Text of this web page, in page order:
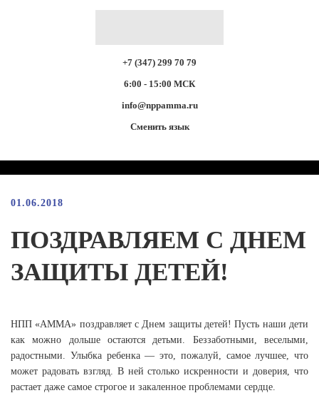
+7 (347) 299 70 79
6:00 - 15:00 МСК
info@nppamma.ru
Сменить язык
01.06.2018
ПОЗДРАВЛЯЕМ С ДНЕМ
ЗАЩИТЫ ДЕТЕЙ!
НПП «АММА» поздравляет с Днем защиты детей! Пусть наши дети
как можно дольше остаются детьми. Беззаботными, веселыми,
радостными. Улыбка ребенка — это, пожалуй, самое лучшее, что
может радовать взгляд. В ней столько искренности и доверия, что
растает даже самое строгое и закаленное проблемами сердце.